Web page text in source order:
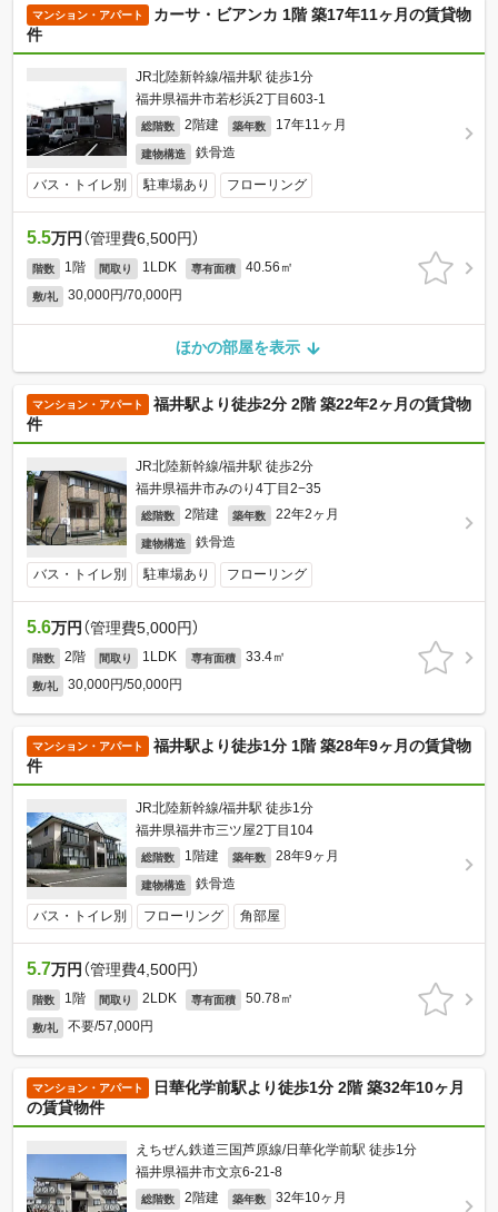
マンション・アパート
カーサ・ビアンカ 1階 築17年11ヶ月の賃貸物
件
JR北陸新幹線/福井駅 徒歩1分
福井県福井市若杉浜2丁目603-1
総階数 2階建 築年数 17年11ヶ月
建物構造 鉄骨造
バス・トイレ別 駐車場あり フローリング
5.5万円 （管理費6,500円）
階数 1階 間取り 1LDK 専有面積 40.56㎡
敷/礼 30,000円/70,000円
ほかの部屋を表示
マンション・アパート
福井駅より徒歩2分 2階 築22年2ヶ月の賃貸物
件
JR北陸新幹線/福井駅 徒歩2分
福井県福井市みのり4丁目2−35
総階数 2階建 築年数 22年2ヶ月
建物構造 鉄骨造
バス・トイレ別 駐車場あり フローリング
5.6万円 （管理費5,000円）
階数 2階 間取り 1LDK 専有面積 33.4㎡
敷/礼 30,000円/50,000円
マンション・アパート
福井駅より徒歩1分 1階 築28年9ヶ月の賃貸物
件
JR北陸新幹線/福井駅 徒歩1分
福井県福井市三ツ屋2丁目104
総階数 1階建 築年数 28年9ヶ月
建物構造 鉄骨造
バス・トイレ別 フローリング 角部屋
5.7万円 （管理費4,500円）
階数 1階 間取り 2LDK 専有面積 50.78㎡
敷/礼 不要/57,000円
マンション・アパート
日華化学前駅より徒歩1分 2階 築32年10ヶ月
の賃貸物件
えちぜん鉄道三国芦原線/日華化学前駅 徒歩1分
福井県福井市文京6-21-8
総階数 2階建 築年数 32年10ヶ月